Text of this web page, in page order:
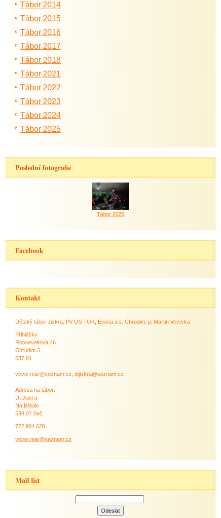
Tábor 2014
Tábor 2015
Tábor 2016
Tábor 2017
Tábor 2018
Tábor 2021
Tábor 2022
Tábor 2023
Tábor 2024
Tábor 2025
Poslední fotografie
Tábor 2025
Facebook
Kontakt
Dětský tábor Jiskra, PV OS TOK, Evona a.s. Chrudim, p. Martin Veverka
Přihlášky:
Rooseveltova 46
Chrudim 3
537 01
vever.mar@seznam.cz, dtjiskra@seznam.cz
Adresa na tábor:
Dt Jiskra
Na Bělidle
538 07 Seč
722 904 628
vever.mar@seznam.cz
Mail list